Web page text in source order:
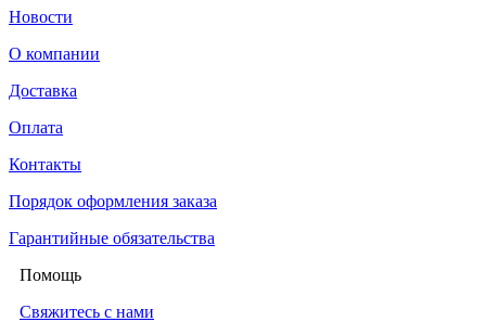
Новости
О компании
Доставка
Оплата
Контакты
Порядок оформления заказа
Гарантийные обязательства
Помощь
Свяжитесь с нами